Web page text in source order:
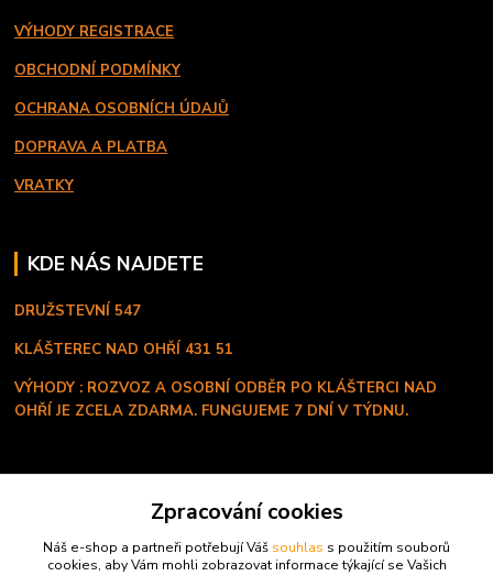
VÝHODY REGISTRACE
OBCHODNÍ PODMÍNKY
OCHRANA OSOBNÍCH ÚDAJŮ
DOPRAVA A PLATBA
VRATKY
KDE NÁS NAJDETE
DRUŽSTEVNÍ 547
KLÁŠTEREC NAD OHŘÍ 431 51
VÝHODY : ROZVOZ A OSOBNÍ ODBĚR PO KLÁŠTERCI NAD
OHŘÍ JE ZCELA ZDARMA. FUNGUJEME 7 DNÍ V TÝDNU.
+420 603 334 280
Po - Ne ( 8:00 - 20:00 hod )
Zpracování cookies
Náš e-shop a partneři potřebují Váš souhlas s použitím souborů
cookies, aby Vám mohli zobrazovat informace týkající se Vašich